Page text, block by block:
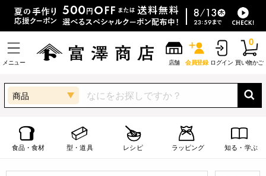
メニュー 店舗 会員登録 ログイン 買い物かご
0
商品
食品・食材 型・道具 レシピ ラッピング 知る・学ぶ